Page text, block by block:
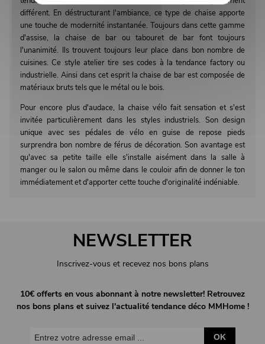
différent. En déstructurant l'ambiance, ce type de chaise apporte
une touche de modernité instantanée. Toujours dans cette gamme
d'assise, la chaise de bar ou tabouret de bar font toujours
l'unanimité. Ils trouvent toujours leur place dans bon nombre de
cuisines. Ce style atelier tire ses codes à la tendance factory ou
industrielle. Ainsi dans cet esprit la chaise de bar est composée de
matériaux bruts tels que le métal ou le bois.
Pour encore plus d'audace, la chaise vélo fait sensation et s'est
invitée particulièrement dans les styles industriels. Son design
unique avec ses pédales de vélo en guise de repose pieds
surprendra bon nombre de férus de décoration. Son avantage est
qu'avec sa petite taille elle s'installe aisément dans la salle à
manger ou le salon ou même dans le couloir afin de donner le ton
immédiatement et d'apporter cette touche d'originalité indéniable.
NEWSLETTER
Inscrivez-vous et recevez nos bons plans
10€ offerts en vous abonnant à notre newsletter! Retrouvez
nos bons plans et suivez l'actualité tendance déco MMHome !
OK